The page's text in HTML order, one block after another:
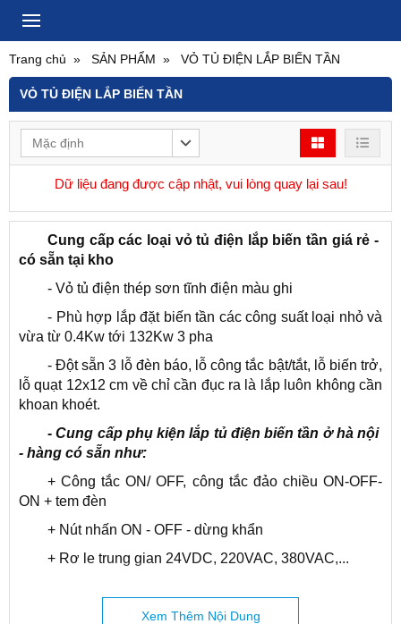
Trang chủ SẢN PHẨM VỎ TỦ ĐIỆN LẮP BIẾN TẦN
VỎ TỦ ĐIỆN LẮP BIẾN TẦN
Mặc định
Dữ liệu đang được cập nhật, vui lòng quay lại sau!
Cung cấp các loại vỏ tủ điện lắp biến tần giá rẻ -
có sẵn tại kho
- Vỏ tủ điện thép sơn tĩnh điện màu ghi
- Phù hợp lắp đặt biến tần các công suất loại nhỏ và
vừa từ 0.4Kw tới 132Kw 3 pha
- Đột sẵn 3 lỗ đèn báo, lỗ công tắc bật/tắt, lỗ biến trở,
lỗ quạt 12x12 cm về chỉ cần đục ra là lắp luôn không cần
khoan khoét.
- Cung cấp phụ kiện lắp tủ điện biến tần ở hà nội
- hàng có sẵn như:
+ Công tắc ON/ OFF, công tắc đảo chiều ON-OFF-
ON + tem đèn
+ Nút nhấn ON - OFF - dừng khẩn
+ Rơ le trung gian 24VDC, 220VAC, 380VAC,...
+ Quạt làm mát vuông 120 x120 mm + lưới thép
Xem Thêm Nội Dung